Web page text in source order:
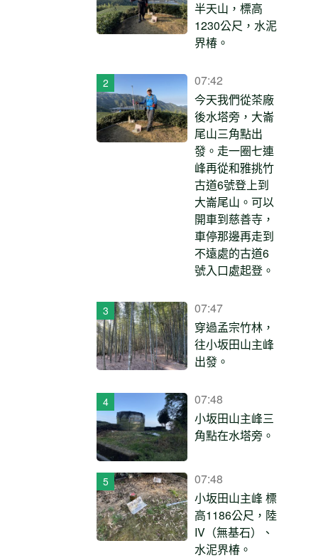
半天山，標高
1230公尺，水泥
界椿。
07:42
今天我們從茶廠
後水塔旁，大崙
尾山三角點出
發。走一圈七連
峰再從和雅挑竹
古道6號登上到
大崙尾山。可以
開車到慈善寺，
車停那邊再走到
不遠處的古道6
號入口處起登。
07:47
穿過孟宗竹林，
往小坂田山主峰
出發。
07:48
小坂田山主峰三
角點在水塔旁。
07:48
小坂田山主峰 標
高1186公尺，陸
IV（無基石）、
水泥界椿。